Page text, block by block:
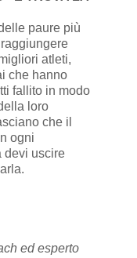
paure più
atleti,
che hanno
fallito in modo
loro
che il
ogni
devi uscire
ed esperto